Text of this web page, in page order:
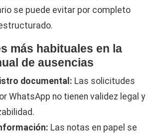
se puede evitar por completo
más habituales en la
de ausencias
documental: Las solicitudes
WhatsApp no tienen validez legal y
Las notas en papel se